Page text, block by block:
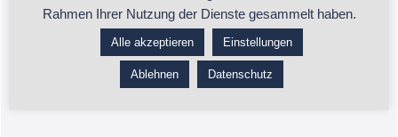
+49 2151 940855
D-47239 Duisburg
Rahmen Ihrer Nutzung der Dienste gesammelt haben.
Alle akzeptieren Einstellungen
Ablehnen Datenschutz